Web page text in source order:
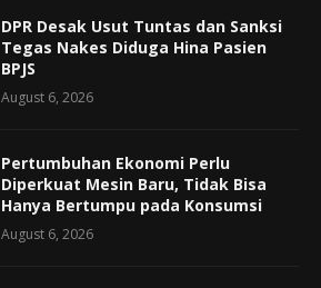
DPR Desak Usut Tuntas dan Sanksi
Tegas Nakes Diduga Hina Pasien
BPJS
August 6, 2026
Pertumbuhan Ekonomi Perlu
Diperkuat Mesin Baru, Tidak Bisa
Hanya Bertumpu pada Konsumsi
August 6, 2026